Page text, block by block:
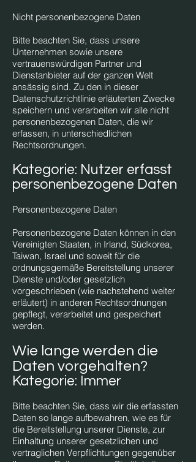
Nicht personenbezogene Daten
Bitte beachten Sie, dass unsere
Unternehmen sowie unsere
vertrauenswürdigen Partner und
Dienstanbieter auf der ganzen Welt
ansässig sind. Zu den in dieser
Datenschutzrichtlinie erläuterten Zwecke
speichern und verarbeiten wir alle nicht
personenbezogenen Daten, die wir
erfassen, in unterschiedlichen
Rechtsordnungen.
Kategorie: Nutzer erfasst
personenbezogene Daten
Personenbezogene Daten
Personenbezogene Daten können in den
Vereinigten Staaten, in Irland, Südkorea,
Taiwan, Israel und soweit für die
ordnungsgemäße Bereitstellung unserer
Dienste und/oder gesetzlich
vorgeschrieben (wie nachstehend weiter
erläutert) in anderen Rechtsordnungen
gepflegt, verarbeitet und gespeichert
werden.
Wie lange werden die
Daten vorgehalten?
Kategorie: Immer
Bitte beachten Sie, dass wir die erfassten
Daten so lange aufbewahren, wie es für
die Bereitstellung unserer Dienste, zur
Einhaltung unserer gesetzlichen und
vertraglichen Verpflichtungen gegenüber